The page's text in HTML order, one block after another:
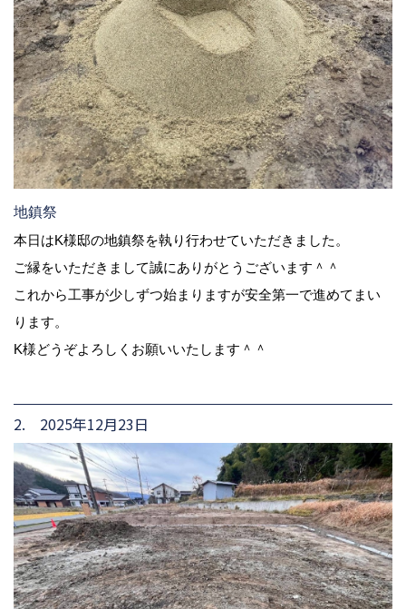
地鎮祭
本日はK様邸の地鎮祭を執り行わせていただきました。
ご縁をいただきまして誠にありがとうございます＾＾
これから工事が少しずつ始まりますが安全第一で進めてまい
ります。
K様どうぞよろしくお願いいたします＾＾
2. 2025年12月23日